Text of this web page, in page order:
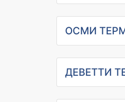
ОСМИ
ДЕВЕТТИ